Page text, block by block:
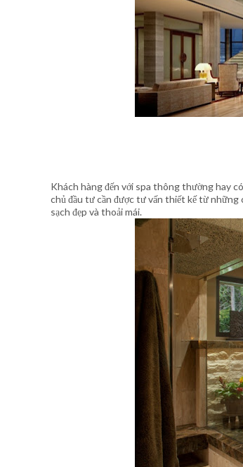
Khách hàng đến với spa thông thường hay
chủ đầu tư cần được tư vấn thiết kế từ
sạch đẹp và thoải mái.